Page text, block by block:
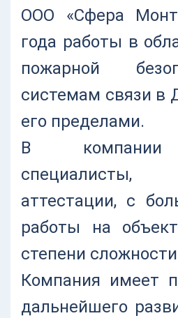
ООО «Сфера
года работы в
пожарной
системам связи в
его пределами.
В компании
специалисты,
аттестации, с
работы на
степени
Компания имеет
дальнейшего